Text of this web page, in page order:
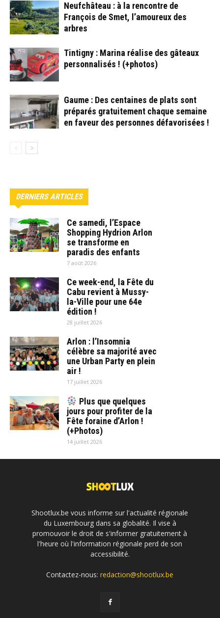
Neufchâteau : à la rencontre de
François de Smet, l’amoureux des
arbres
Tintigny : Marina réalise des gâteaux
personnalisés ! (+photos)
Gaume : Des centaines de plats sont
préparés gratuitement chaque semaine
en faveur des personnes défavorisées !
DERNIERS ARTICLES
Ce samedi, l’Espace
Shopping Hydrion Arlon
se transforme en
paradis des enfants
7 août 2026
Ce week-end, la Fête du
Cabu revient à Mussy-
la-Ville pour une 64e
édition !
28 juillet 2026
Arlon : l’Insomnia
célèbre sa majorité avec
une Urban Party en plein
air !
17 juillet 2026
Plus que quelques
jours pour profiter de la
Fête foraine d’Arlon !
(+Photos)
14 juillet 2026
Shootlux.be vous informe sur l'actualité régionale
du Luxembourg dans sa globalité. Il vise à
promouvoir le droit de s'informer gratuitement à
l'heure où l'information régionale perd de son
accessibilité.
Contactez-nous:redaction@shootlux.be